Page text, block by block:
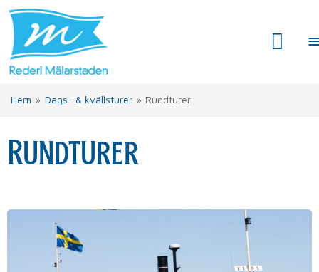
Hem » Dags- & kvällsturer » Rundturer
Rundturer